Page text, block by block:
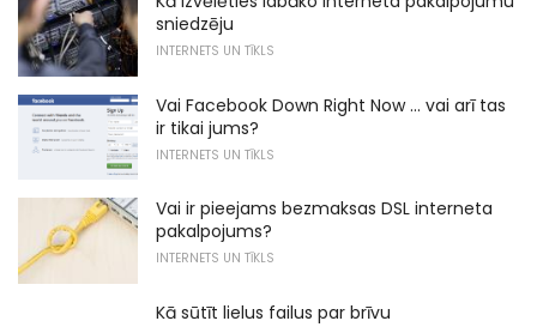
sniedzēju
INTERNETS UN TĪKLS
Vai Facebook Down Right Now ... vai arī tas
ir tikai jums?
INTERNETS UN TĪKLS
Vai ir pieejams bezmaksas DSL interneta
pakalpojums?
INTERNETS UN TĪKLS
Kā sūtīt lielus failus par brīvu